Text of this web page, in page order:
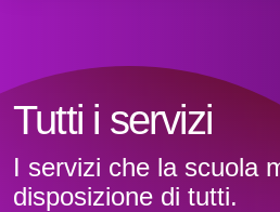
Tutti i servizi
I servizi che la scuola
disposizione di tutti.